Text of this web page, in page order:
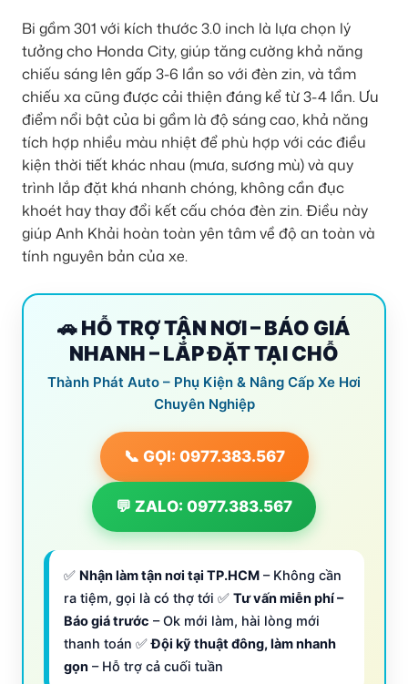
Bi gầm 301 với kích thước 3.0 inch là lựa chọn lý
tưởng cho Honda City, giúp tăng cường khả năng
chiếu sáng lên gấp 3-6 lần so với đèn zin, và tầm
chiếu xa cũng được cải thiện đáng kể từ 3-4 lần. Ưu
điểm nổi bật của bi gầm là độ sáng cao, khả năng
tích hợp nhiều màu nhiệt để phù hợp với các điều
kiện thời tiết khác nhau (mưa, sương mù) và quy
trình lắp đặt khá nhanh chóng, không cần đục
khoét hay thay đổi kết cấu chóa đèn zin. Điều này
giúp Anh Khải hoàn toàn yên tâm về độ an toàn và
tính nguyên bản của xe.
🚗 HỖ TRỢ TẬN NƠI – BÁO GIÁ
NHANH – LẮP ĐẶT TẠI CHỖ
Thành Phát Auto – Phụ Kiện & Nâng Cấp Xe Hơi
Chuyên Nghiệp
📞 GỌI: 0977.383.567
💬 ZALO: 0977.383.567
✅ Nhận làm tận nơi tại TP.HCM – Không cần
ra tiệm, gọi là có thợ tới ✅ Tư vấn miễn phí –
Báo giá trước – Ok mới làm, hài lòng mới
thanh toán ✅Đội kỹ thuật đông, làm nhanh
gọn – Hỗ trợ cả cuối tuần